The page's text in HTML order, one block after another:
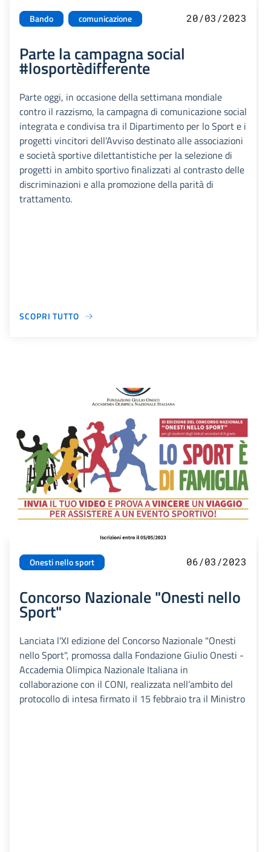
Bando comunicazione 20/03/2023
Parte la campagna social
#losportèdifferente
Parte oggi, in occasione della settimana mondiale
contro il razzismo, la campagna di comunicazione social
integrata e condivisa tra il Dipartimento per lo Sport e i
progetti vincitori dell’Avviso destinato alle associazioni
e società sportive dilettantistiche per la selezione di
progetti in ambito sportivo finalizzati al contrasto delle
discriminazioni e alla promozione della parità di
trattamento.
SCOPRI TUTTO
Onesti nello sport 06/03/2023
Concorso Nazionale "Onesti nello
Sport"
Lanciata l'XI edizione del Concorso Nazionale "Onesti
nello Sport", promossa dalla Fondazione Giulio Onesti -
Accademia Olimpica Nazionale Italiana in
collaborazione con il CONI, realizzata nell’ambito del
protocollo di intesa firmato il 15 febbraio tra il Ministro